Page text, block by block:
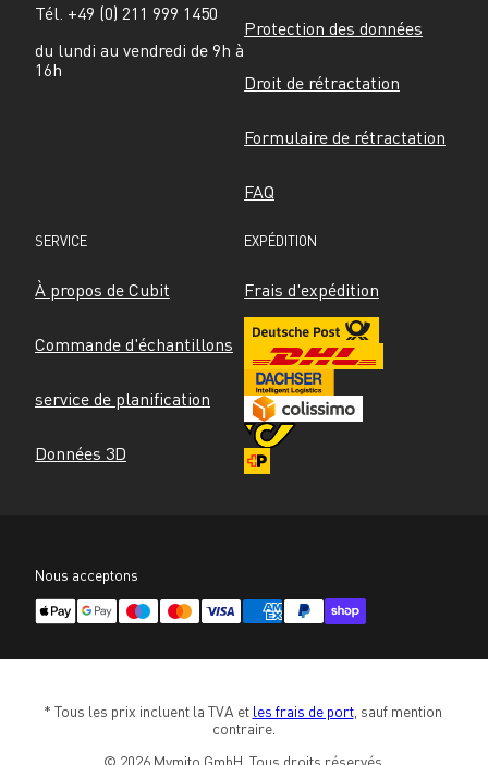
Tél. +49 (0) 211 999 1450
du lundi au vendredi de 9h à
16h
Protection des données
Droit de rétractation
Formulaire de rétractation
FAQ
SERVICE
À propos de Cubit
Commande d'échantillons
service de planification
Données 3D
EXPÉDITION
Frais d'expédition
Nous acceptons
* Tous les prix incluent la TVA et les frais de port, sauf mention
contraire.
© 2026 Mymito GmbH. Tous droits réservés.